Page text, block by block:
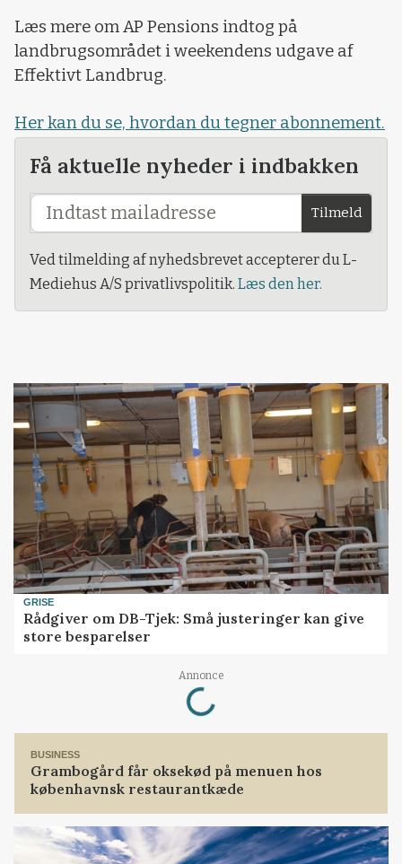
Læs mere om AP Pensions indtog på
landbrugsområdet i weekendens udgave af
Effektivt Landbrug.
Her kan du se, hvordan du tegner abonnement.
Få aktuelle nyheder i indbakken
Tilmeld
Ved tilmelding af nyhedsbrevet accepterer du L-
Mediehus A/S privatlivspolitik. Læs den her.
GRISE
Rådgiver om DB-Tjek: Små justeringer kan give
store besparelser
Annonce
Loading...
BUSINESS
Grambogård får oksekød på menuen hos
københavnsk restaurantkæde